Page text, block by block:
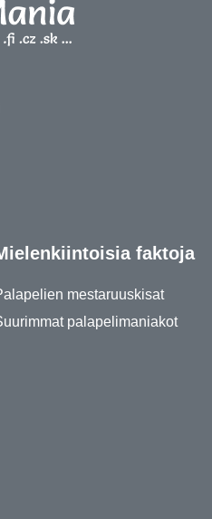
faktoja
mestaruuskisat
palapelimaniakot